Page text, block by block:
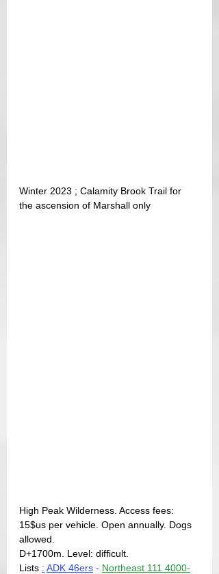
Winter 2023 ; Calamity Brook Trail for
the ascension of Marshall only
High Peak Wilderness. Access fees:
15$us per vehicle. Open annually. Dogs
allowed.
D+1700m. Level: difficult.
Lists : ADK 46ers - Northeast 111 4000-